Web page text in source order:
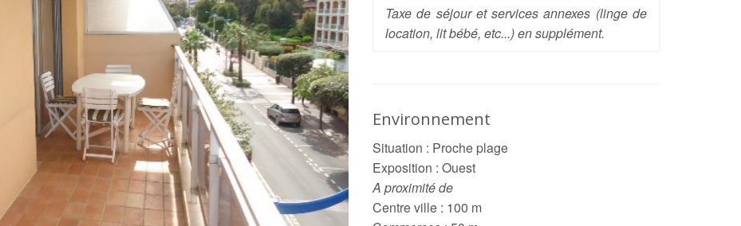
Taxe de séjour et services annexes (linge de
location, lit bébé, etc...) en supplément.
Environnement
Situation : Proche plage
Exposition : Ouest
A proximité de
Centre ville : 100 m